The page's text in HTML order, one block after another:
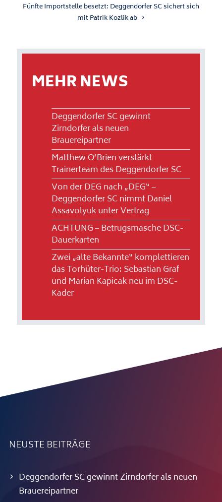
Fünfte Importstelle besetzt: Deggendorfer SC sichert sich
mit Patrik Kozlik ab
MEHR NEWS
Deggendorfer SC gewinnt
Zirndorfer als neuen
Brauereipartner
Matthew O’Brien verstärkt
Trainerteam des Deggendorfer SC
Von der DEG nach „DEG“ –
Deggendorfer SC nimmt Daniel
Assavolyuk unter Vertrag
ACHTUNG – Betrugsmasche DSC-
Dauerkarten
Zwei „alte Bekannte“ komplettieren
das Torhüter-Trio: Sebastian Graf
und Marian Kapicak neu im DSC-
Kader
NEUSTE BEITRÄGE
Deggendorfer SC gewinnt Zirndorfer als neuen
Brauereipartner